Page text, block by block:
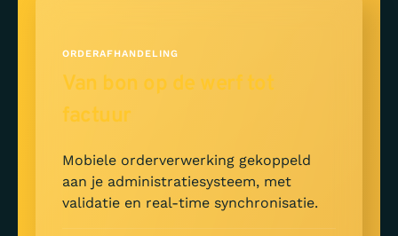
ORDERAFHANDELING
Van bon op de werf tot
factuur
Mobiele orderverwerking gekoppeld
aan je administratiesysteem, met
validatie en real-time synchronisatie.